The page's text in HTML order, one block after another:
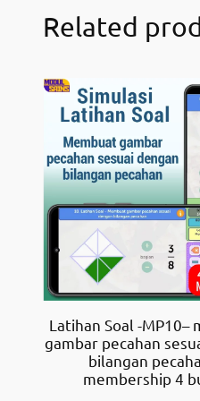
Related
Latihan Soal -MP10–
gambar pecahan
bilangan
membership 4